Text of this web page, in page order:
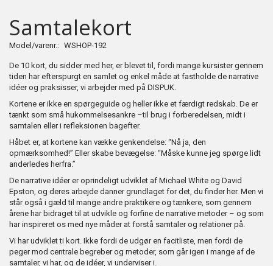
Samtalekort
Model/varenr.: WSHOP-192
De 10 kort, du sidder med her, er blevet til, fordi mange kursister gennem
tiden har efterspurgt en samlet og enkel måde at fastholde de narrative
idéer og praksisser, vi arbejder med på DISPUK.
Kortene er ikke en spørgeguide og heller ikke et færdigt redskab. De er
tænkt som små hukommelsesankre –til brug i forberedelsen, midt i
samtalen eller i refleksionen bagefter.
Håbet er, at kortene kan vække genkendelse: “Nå ja, den
opmærksomhed!” Eller skabe bevægelse: “Måske kunne jeg spørge lidt
anderledes herfra.”
De narrative idéer er oprindeligt udviklet af Michael White og David
Epston, og deres arbejde danner grundlaget for det, du finder her. Men vi
står også i gæld til mange andre praktikere og tænkere, som gennem
årene har bidraget til at udvikle og forfine de narrative metoder – og som
har inspireret os med nye måder at forstå samtaler og relationer på.
Vi har udviklet ti kort. Ikke fordi de udgør en facitliste, men fordi de
peger mod centrale begreber og metoder, som går igen i mange af de
samtaler, vi har, og de idéer, vi underviser i.